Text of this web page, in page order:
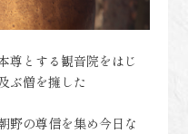
尊とする観音院をはじ
ぶ僧を擁した
野の尊信を集め今日な